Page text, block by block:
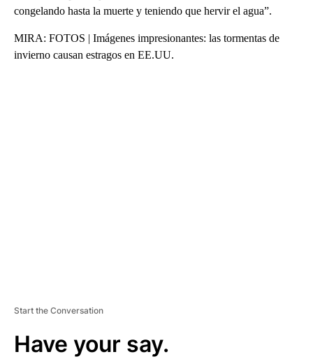
congelando hasta la muerte y teniendo que hervir el agua”.
MIRA: FOTOS | Imágenes impresionantes: las tormentas de
invierno causan estragos en EE.UU.
Start the Conversation
Have your say.